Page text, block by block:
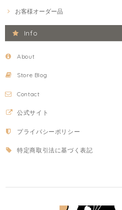
お客様オーダー品
Info
About
Store Blog
Contact
公式サイト
プライバシーポリシー
特定商取引法に基づく表記